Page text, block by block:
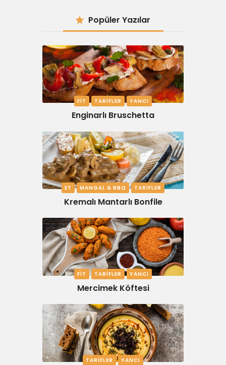
Popüler Yazılar
FIT TARIFLER YANCI
Enginarlı Bruschetta
ET MANGAL & BBQ TARIFLER
Kremalı Mantarlı Bonfile
FIT TARIFLER YANCI
Mercimek Köftesi
TARIFLER YANCI